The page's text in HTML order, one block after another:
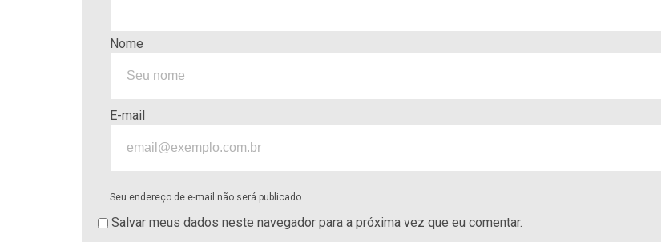
Nome
E-mail
Seu endereço de e-mail não será publicado.
Salvar meus dados neste navegador para a próxima vez que eu comentar.